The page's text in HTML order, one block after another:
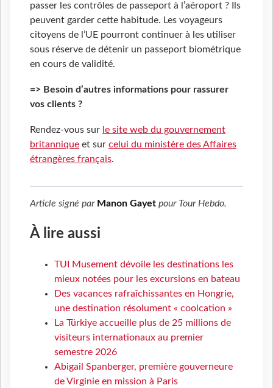
passer les contrôles de passeport à l’aéroport ? Ils
peuvent garder cette habitude. Les voyageurs
citoyens de l’UE pourront continuer à les utiliser
sous réserve de détenir un passeport biométrique
en cours de validité.
=> Besoin d’autres informations pour rassurer
vos clients ?
Rendez-vous sur le site web du gouvernement
britannique et sur celui du ministère des Affaires
étrangères français.
Article signé par Manon Gayet pour Tour Hebdo.
À lire aussi
TUI Musement dévoile les destinations les
mieux notées pour les excursions en bateau
Des vacances rafraîchissantes en Hongrie,
une destination résolument « coolcation »
La Türkiye accueille plus de 25 millions de
visiteurs internationaux au premier
semestre 2026
Abigail Spanberger, première gouverneure
de Virginie en mission à Paris